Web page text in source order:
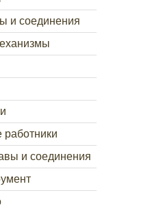
и соединения
и соединения